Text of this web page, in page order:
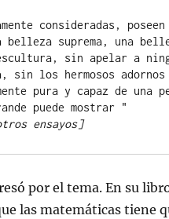
belleza suprema, una
sin apelar a
sin los hermosos
pura y capaz de una
ensayos]
por el tema. En su
las matemáticas tiene